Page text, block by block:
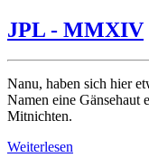
JPL - MMXIV
Nanu, haben sich hier
Namen eine Gänsehaut
Mitnichten.
Weiterlesen